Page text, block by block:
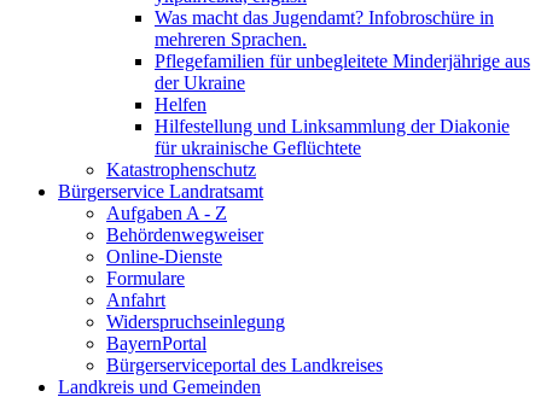
Was macht das Jugendamt? Infobroschüre in
mehreren Sprachen.
Pflegefamilien für unbegleitete Minderjährige aus
der Ukraine
Helfen
Hilfestellung und Linksammlung der Diakonie
für ukrainische Geflüchtete
Katastrophenschutz
Bürgerservice Landratsamt
Aufgaben A - Z
Behördenwegweiser
Online-Dienste
Formulare
Anfahrt
Widerspruchseinlegung
BayernPortal
Bürgerserviceportal des Landkreises
Landkreis und Gemeinden